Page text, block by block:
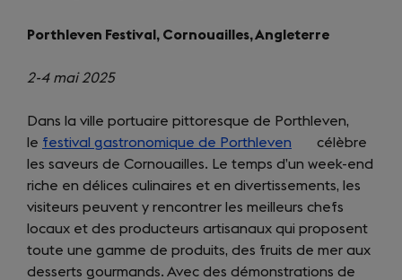
Porthleven Festival, Cornouailles, Angleterre
2-4 mai 2025
Dans la ville portuaire pittoresque de Porthleven,
le festival gastronomique de Porthleven (opens
in
a
new
tab)
célèbre
les saveurs de Cornouailles. Le temps d’un week-end
riche en délices culinaires et en divertissements, les
visiteurs peuvent y rencontrer les meilleurs chefs
locaux et des producteurs artisanaux qui proposent
toute une gamme de produits, des fruits de mer aux
desserts gourmands. Avec des démonstrations de